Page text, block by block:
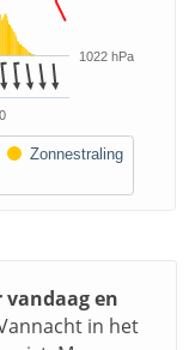
Zonnestraling
1022 hPa
vandaag en
in het